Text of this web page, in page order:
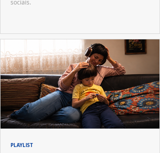
sociais.
PLAYLIST